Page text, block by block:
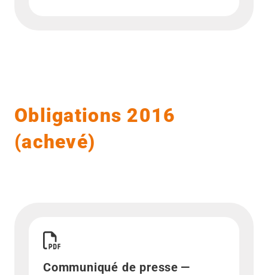
Obligations 2016
(achevé)
Communiqué de presse —